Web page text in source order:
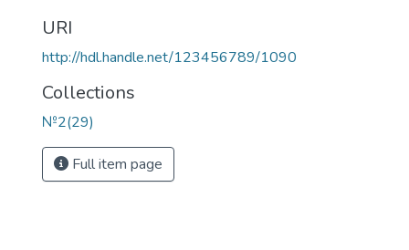
URI
http://hdl.handle.net/123456789/1090
Collections
№2(29)
Full item page